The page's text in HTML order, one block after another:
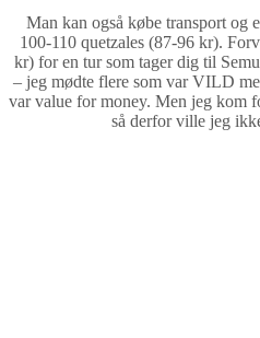
Man kan også købe transport og
100-110 quetzales (87-96 kr).
kr) for en tur som tager dig til
– jeg mødte flere som var VILD
var value for money. Men jeg kom
så derfor ville jeg